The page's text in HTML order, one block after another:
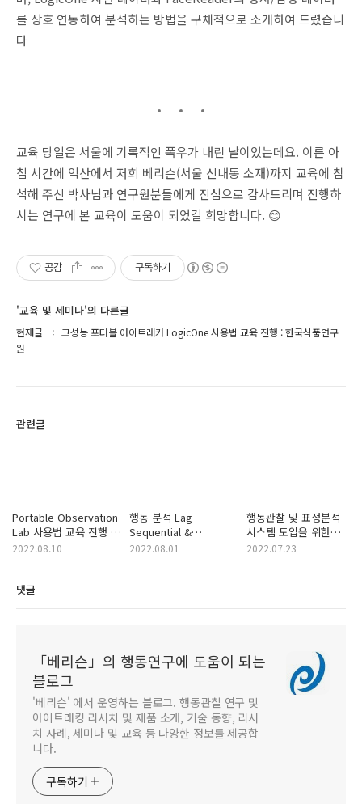
를 상호 연동하여 분석하는 방법을 구체적으로 소개하여 드렸습니
다
교육 당일은 서울에 기록적인 폭우가 내린 날이었는데요. 이른 아
침 시간에 익산에서 저희 베리슨(서울 신내동 소재)까지 교육에 참
석해 주신 박사님과 연구원분들에게 진심으로 감사드리며 진행하
시는 연구에 본 교육이 도움이 되었길 희망합니다. 😊
공감 구독하기
'교육 및 세미나'의 다른글
현재글
고성능 포터블 아이트래커 LogicOne 사용법 교육 진행 : 한국식품연구
원
관련글
Portable Observation
Lab 사용법 교육 진행 :
홍익대 건축학과
2022.08.10
행동 분석 Lag
Sequential &
Reliability Analysis
2022.08.01
행동관찰 및 표정분석
시스템 도입을 위한
미팅 진행 : 경북대
2022.07.23
댓글
「베리슨」의 행동연구에 도움이 되는
블로그
'베리슨' 에서 운영하는 블로그. 행동관찰 연구 및
아이트래킹 리서치 및 제품 소개, 기술 동향, 리서
치 사례, 세미나 및 교육 등 다양한 정보를 제공합
니다.
구독하기